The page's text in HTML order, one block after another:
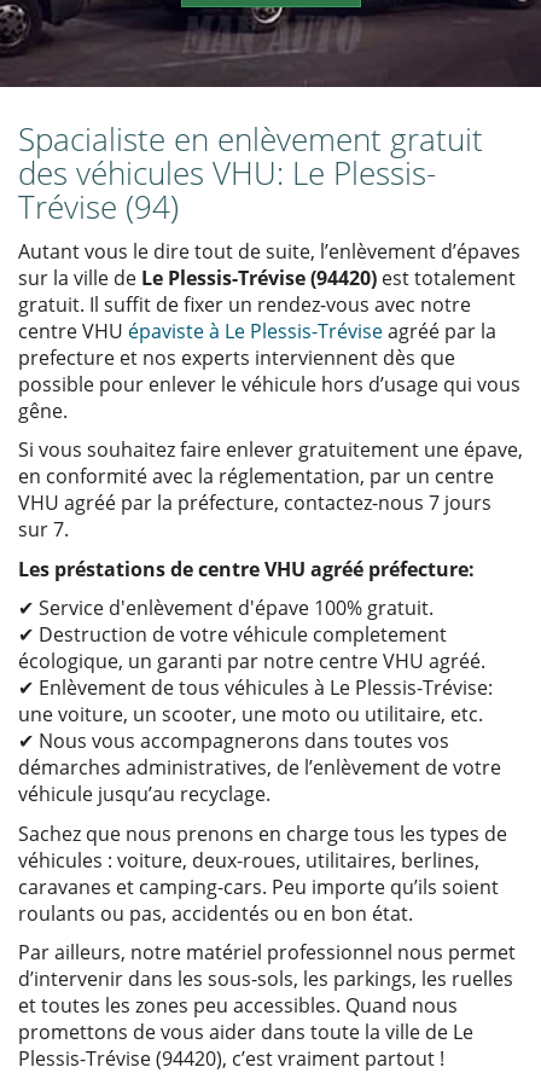
Spacialiste en enlèvement gratuit
des véhicules VHU: Le Plessis-
Trévise (94)
Autant vous le dire tout de suite, l’enlèvement d’épaves
sur la ville de Le Plessis-Trévise (94420) est totalement
gratuit. Il suffit de fixer un rendez-vous avec notre
centre VHU épaviste à Le Plessis-Tréviseagréé par la
prefecture et nos experts interviennent dès que
possible pour enlever le véhicule hors d’usage qui vous
gêne.
Si vous souhaitez faire enlever gratuitement une épave,
en conformité avec la réglementation, par un centre
VHU agréé par la préfecture, contactez-nous 7 jours
sur 7.
Les préstations de centre VHU agréé préfecture:
✔ Service d'enlèvement d'épave 100% gratuit.
✔ Destruction de votre véhicule completement
écologique, un garanti par notre centre VHU agréé.
✔ Enlèvement de tous véhicules à Le Plessis-Trévise:
une voiture, un scooter, une moto ou utilitaire, etc.
✔ Nous vous accompagnerons dans toutes vos
démarches administratives, de l’enlèvement de votre
véhicule jusqu’au recyclage.
Sachez que nous prenons en charge tous les types de
véhicules : voiture, deux-roues, utilitaires, berlines,
caravanes et camping-cars. Peu importe qu’ils soient
roulants ou pas, accidentés ou en bon état.
Par ailleurs, notre matériel professionnel nous permet
d’intervenir dans les sous-sols, les parkings, les ruelles
et toutes les zones peu accessibles. Quand nous
promettons de vous aider dans toute la ville de Le
Plessis-Trévise (94420), c’est vraiment partout !